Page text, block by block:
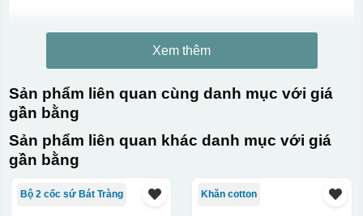
Xem thêm
Sản phẩm liên quan cùng danh mục với giá
gần bằng
Sản phẩm liên quan khác danh mục với giá
gần bằng
Bộ 2 cốc sứ Bát Tràng Khăn cotton